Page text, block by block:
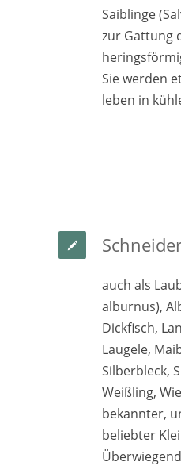
Saiblinge
zur Gattung
Sie werden
leben in
auch als
alburnus),
Dickfisch,
Laugele,
Silberbleck,
Weißling,
bekannter,
beliebter